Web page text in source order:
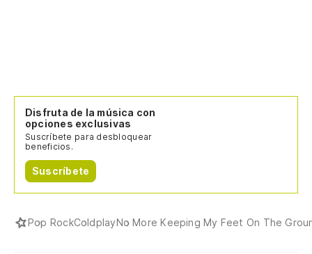
Disfruta de la música con
opciones exclusivas
Suscríbete para desbloquear
beneficios.
Suscríbete
Pop RockColdplayNo More Keeping My Feet On The